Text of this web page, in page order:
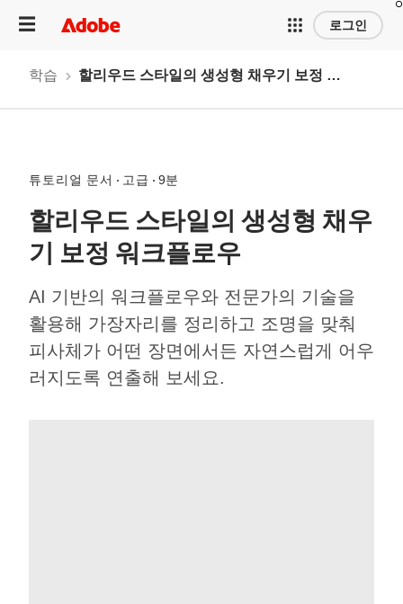
로그인
학습 할리우드 스타일의 생성형 채우기 보정 워크플로우
튜토리얼 문서 고급 9분
할리우드 스타일의 생성형 채우
기 보정 워크플로우
AI 기반의 워크플로우와 전문가의 기술을
활용해 가장자리를 정리하고 조명을 맞춰
피사체가 어떤 장면에서든 자연스럽게 어우
러지도록 연출해 보세요.